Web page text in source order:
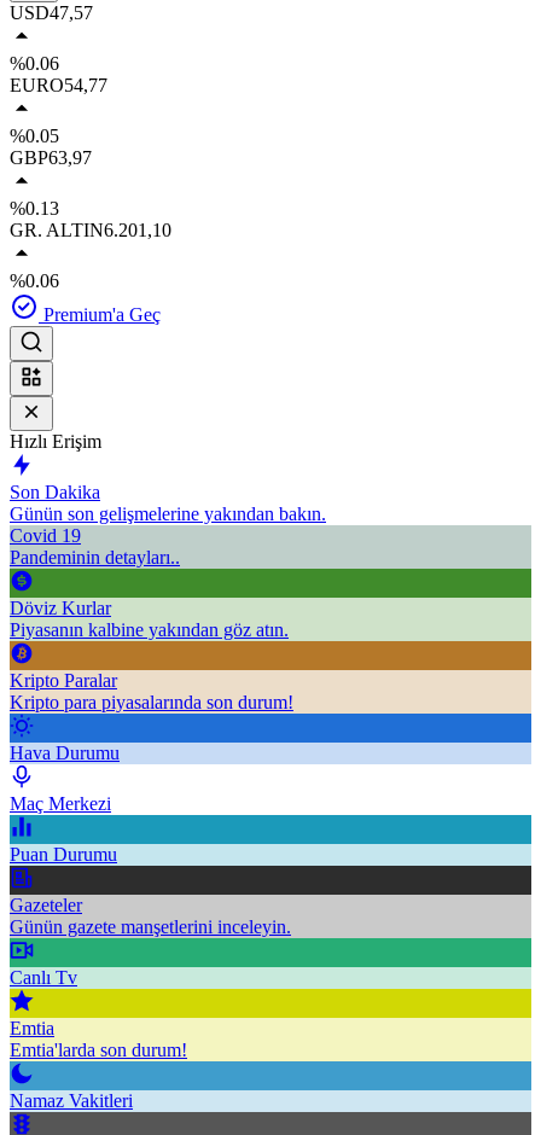
USD47,57
%0.06
EURO54,77
%0.05
GBP63,97
%0.13
GR. ALTIN6.201,10
%0.06
Premium'a Geç
Hızlı Erişim
Son Dakika
Günün son gelişmelerine yakından bakın.
Covid 19
Pandeminin detayları..
Döviz Kurlar
Piyasanın kalbine yakından göz atın.
Kripto Paralar
Kripto para piyasalarında son durum!
Hava Durumu
Maç Merkezi
Puan Durumu
Gazeteler
Günün gazete manşetlerini inceleyin.
Canlı Tv
Emtia
Emtia'larda son durum!
Namaz Vakitleri